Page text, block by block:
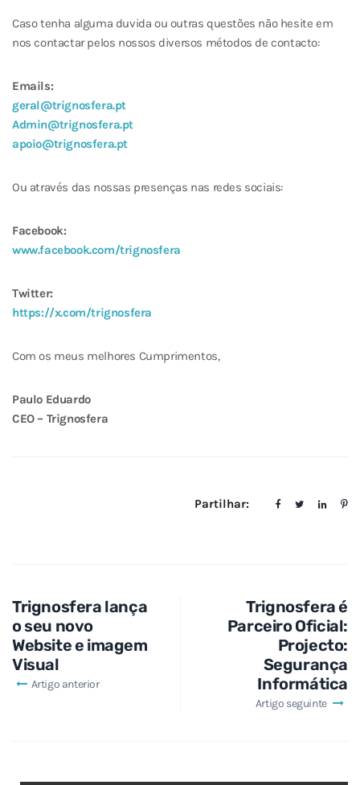
Caso tenha alguma duvida ou outras questões não hesite em
nos contactar pelos nossos diversos métodos de contacto:
Emails:
geral@trignosfera.pt
Admin@trignosfera.pt
apoio@trignosfera.pt
Ou através das nossas presenças nas redes sociais:
Facebook:
www.facebook.com/trignosfera
Twitter:
https://x.com/trignosfera
Com os meus melhores Cumprimentos,
Paulo Eduardo
CEO – Trignosfera
Partilhar:
Trignosfera lança
o seu novo
Website e imagem
Visual
Artigo anterior
Trignosfera é
Parceiro Oficial:
Projecto:
Segurança
Informática
Artigo seguinte